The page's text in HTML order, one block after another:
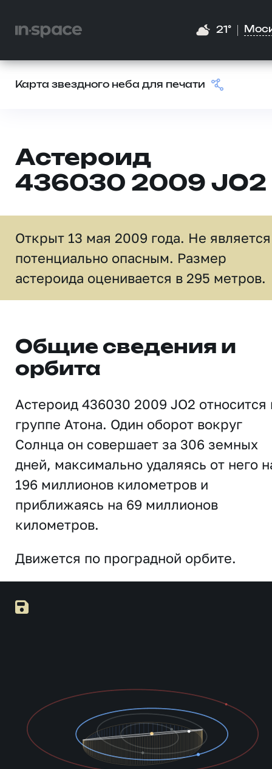
21°
Карта звездного неба для печати
Астероид
436030 2009 JO2
Открыт 13 мая 2009 года. Не является
потенциально опасным. Размер
астероида оценивается в 295 метров.
Общие сведения и
орбита
Астероид 436030 2009 JO2 относится
группе Атона. Один оборот вокруг
Солнца он совершает за 306 земных
дней, максимально удаляясь от него
196 миллионов километров и
приближаясь на 69 миллионов
километров.
Движется по проградной орбите.